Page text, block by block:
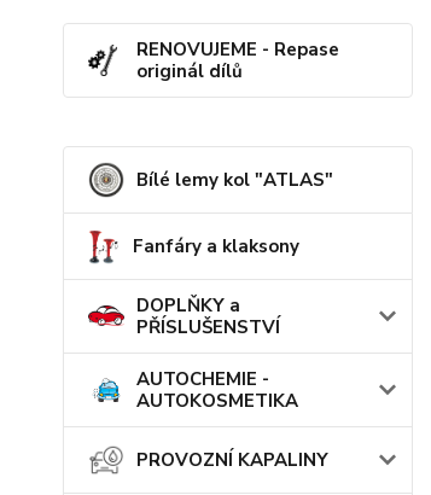
RENOVUJEME - Repase
originál dílů
Bílé lemy kol "ATLAS"
Fanfáry a klaksony
DOPLŇKY a
PŘÍSLUŠENSTVÍ
AUTOCHEMIE -
AUTOKOSMETIKA
PROVOZNÍ KAPALINY